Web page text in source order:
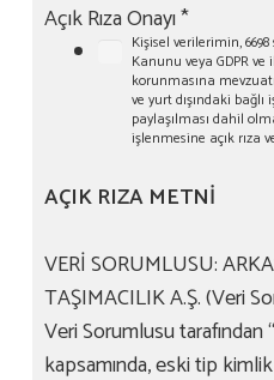
Açık Rıza Onayı*
Kişisel verilerimin,
Kanunu veya GDPR
korunmasına
ve yurt dışındaki
paylaşılması dahil
işlenmesine açık rıza
AÇIK RIZA METNİ
VERİ SORUMLUSU:
TAŞIMACILIK A.Ş. (Veri
Veri Sorumlusu tarafından
kapsamında, eski tip